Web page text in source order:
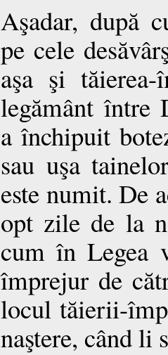
Aşadar, după
pe cele
aşa şi
legământ între
a în­chi­pu­it
sau uşa
este numit. De
opt zile de la
cum în Legea
împrejur de
locul tăierii-
naştere, când li